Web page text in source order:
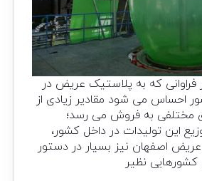
فراوانی که به پلاستیک عریض در
احساس می شود مقادیر زیادی از
مختلفی به فروش می رسد؛
این تولیدات در داخل کشور،
اصفهان نیز بسیار در دستور
کشورهایی نظیر